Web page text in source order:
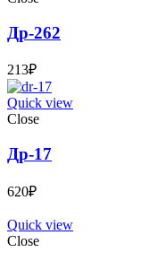
Др-262
213₽
Quick view
Close
Др-17
620₽
Quick view
Close